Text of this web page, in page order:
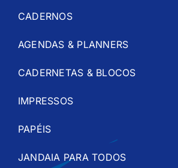
CADERNOS
AGENDAS & PLANNERS
CADERNETAS & BLOCOS
IMPRESSOS
PAPÉIS
JANDAIA PARA TODOS